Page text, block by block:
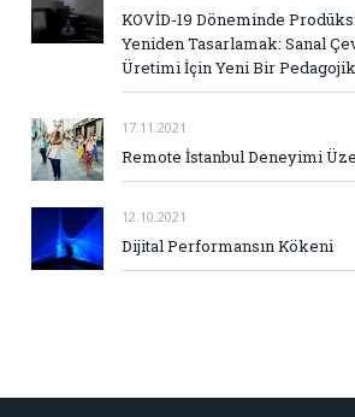
KOVİD-19 Döneminde
Yeniden Tasarlamak: Sanal
Üretimi İçin Yeni Bir
17.11.2021
Remote İstanbul Deneyimi
12.10.2021
Dijital Performansın Kökeni